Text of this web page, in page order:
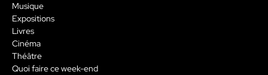
Musique
Expositions
Livres
Cinéma
Théâtre
Quoi faire ce week-end